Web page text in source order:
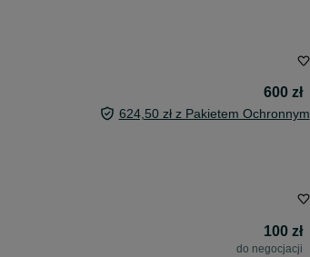
600 zł
624,50 zł z Pakietem Ochronnym
100 zł
do negocjacji